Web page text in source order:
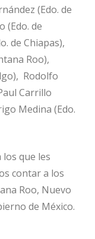
(Edo. de
(Edo. de
de Chiapas),
Roo),
Rodolfo
Carrillo
Medina (Edo.
que les
contar a los
Roo, Nuevo
de México.